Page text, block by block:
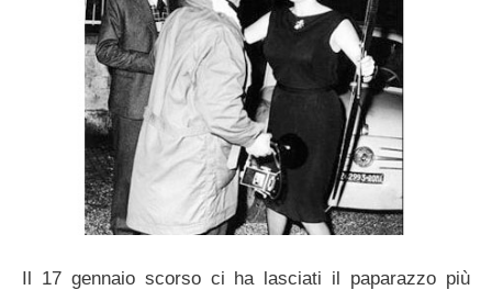
Il 17 gennaio scorso ci ha lasciati il paparazzo più